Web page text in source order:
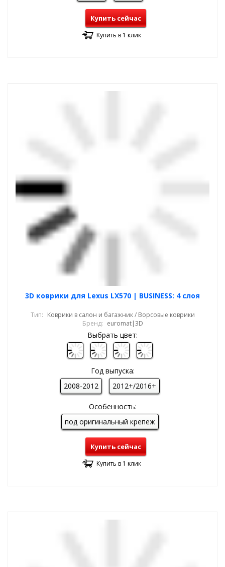
Купить сейчас
Купить в 1 клик
3D коврики для Lexus LX570 | BUSINESS: 4 слоя
Тип: Коврики в салон и багажник / Ворсовые коврики
Бренд: euromat|3D
Выбрать цвет:
Год выпуска:
2008-2012
2012+/2016+
Особенность:
под оригинальный крепеж
Купить сейчас
Купить в 1 клик